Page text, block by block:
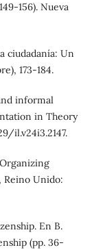
156). Nueva
ciudadanía: Un
173-184.
informal
in Theory
il.v24i3.2147.
Reino Unido:
En B.
(pp. 36-